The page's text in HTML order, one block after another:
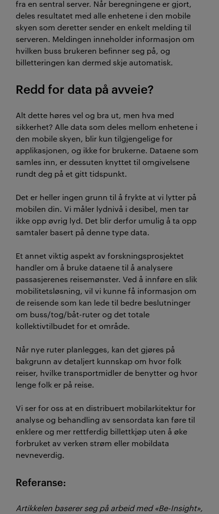
fra en sentral server. Når beregningene er gjort,
deles resultatet med alle enhetene i den mobile
skyen som deretter sender en enkelt melding til
serveren. Meldingen inneholder informasjon om
hvilken buss brukeren befinner seg på, og
billetteringen kan dermed skje automatisk.
Redd for data på avveie?
Alt dette høres vel og bra ut, men hva med
sikkerhet? Alle data som deles mellom enhetene i
den mobile skyen, blir kun tilgjengelige for
applikasjonen, og ikke for brukerne. Dataene som
samles inn, er dessuten knyttet til omgivelsene
rundt deg på et gitt tidspunkt.
Det er heller ingen grunn til å frykte at vi lytter på
mobilen din. Vi måler lydnivå i desibel, men tar
ikke opp øvrig lyd. Det blir derfor umulig å ta opp
samtaler basert på denne type data.
Et annet viktig aspekt av forskningsprosjektet
handler om å bruke dataene til å analysere
passasjerenes reisemønster. Ved å innføre en slik
mobilitetsløsning, vil vi kunne få informasjon om
de reisende som kan lede til bedre beslutninger
om buss/tog/båt-ruter og det totale
kollektivtilbudet for et område.
Når nye ruter planlegges, kan det gjøres på
bakgrunn av detaljert kunnskap om hvor folk
reiser, hvilke transportmidler de benytter og hvor
lenge folk er på reise.
Vi ser for oss at en distribuert mobilarkitektur for
analyse og behandling av sensordata kan føre til
enklere og mer rettferdig billettkjøp uten å øke
forbruket av verken strøm eller mobildata
nevneverdig.
Referanse:
Artikkelen baserer seg på arbeid med «Be-Insight»,